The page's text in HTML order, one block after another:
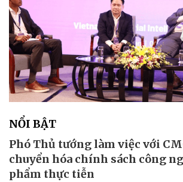
NỔI BẬT
Phó Thủ tướng làm việc với
chuyển hóa chính sách công
phẩm thực tiễn